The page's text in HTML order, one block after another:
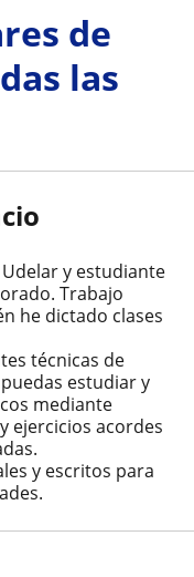
de
las
y estudiante
Trabajo
he dictado clases
técnicas de
estudiar y
mediante
ejercicios acordes
y escritos para